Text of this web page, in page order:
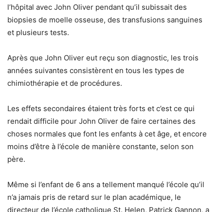
l’hôpital avec John Oliver pendant qu’il subissait des
biopsies de moelle osseuse, des transfusions sanguines
et plusieurs tests.
Après que John Oliver eut reçu son diagnostic, les trois
années suivantes consistèrent en tous les types de
chimiothérapie et de procédures.
Les effets secondaires étaient très forts et c’est ce qui
rendait difficile pour John Oliver de faire certaines des
choses normales que font les enfants à cet âge, et encore
moins d’être à l’école de manière constante, selon son
père.
Même si l’enfant de 6 ans a tellement manqué l’école qu’il
n’a jamais pris de retard sur le plan académique, le
directeur de l’école catholique St. Helen, Patrick Gannon, a